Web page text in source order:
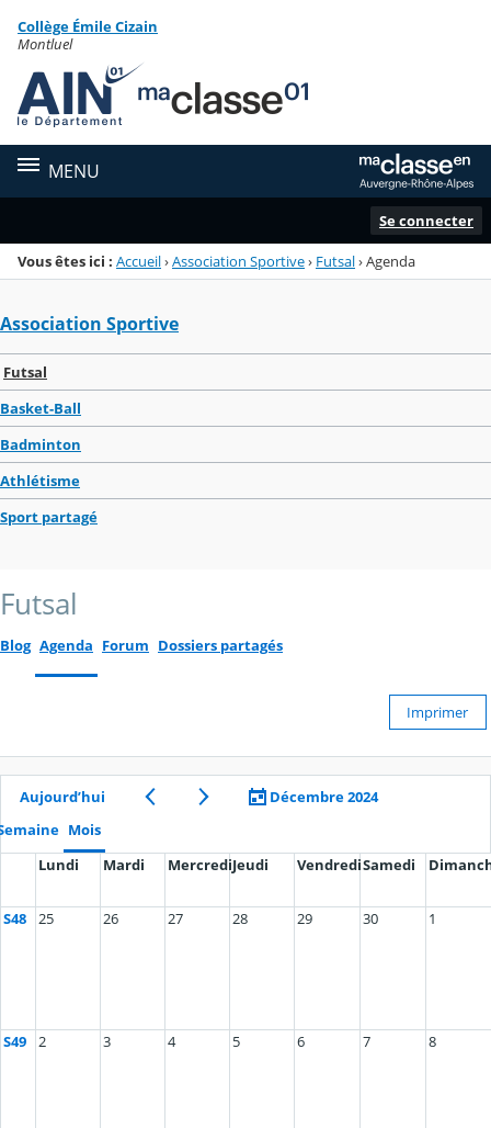
Menu de la rubrique
Contenu
Collège Émile Cizain
Montluel
MENU
Se connecter
Vous êtes ici : Accueil›Association Sportive› Futsal›Agenda
Association Sportive
Futsal
Basket-Ball
Badminton
Athlétisme
Sport partagé
Futsal
Blog Agenda Forum Dossiers partagés
Imprimer
Aujourd’hui
Décembre 2024
Mois
Lundi
Mardi MercrediJeudi VendrediSamedi
S48 25 26 27 28 29 30 1
S49 2 3 4 5 6 7 8